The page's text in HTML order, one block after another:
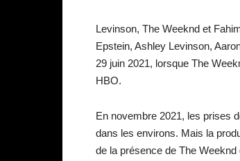
Levinson, The Weeknd et
Epstein, Ashley Levinson,
29 juin 2021, lorsque The
HBO.
En novembre 2021, les prises
dans les environs. Mais la
de la présence de The Weeknd